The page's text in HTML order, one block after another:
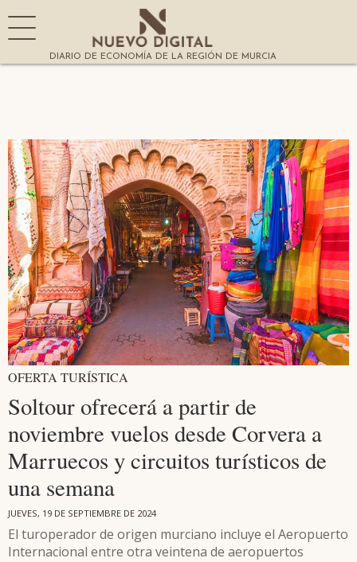
DIARIO DE ECONOMÍA DE LA REGIÓN DE MURCIA
OFERTA TURÍSTICA
Soltour ofrecerá a partir de
noviembre vuelos desde Corvera a
Marruecos y circuitos turísticos de
una semana
JUEVES, 19 DE SEPTIEMBRE DE 2024
El turoperador de origen murciano incluye el Aeropuerto
Internacional entre otra veintena de aeropuertos